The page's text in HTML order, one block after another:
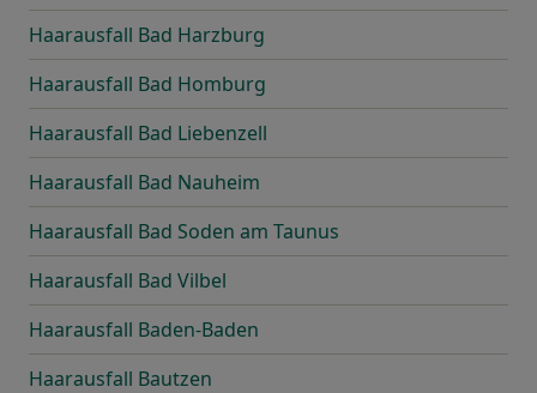
Haarausfall Bad Harzburg
Haarausfall Bad Homburg
Haarausfall Bad Liebenzell
Haarausfall Bad Nauheim
Haarausfall Bad Soden am Taunus
Haarausfall Bad Vilbel
Haarausfall Baden-Baden
Haarausfall Bautzen